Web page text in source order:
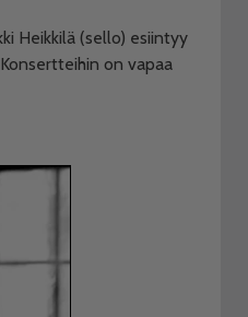
Heikkilä (sello) esiintyy
on vapaa